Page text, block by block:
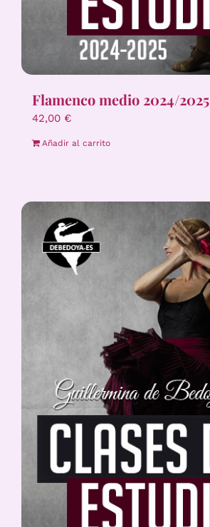
Flamenco medio 2024/2025
42,00 €
Añadir al carrito